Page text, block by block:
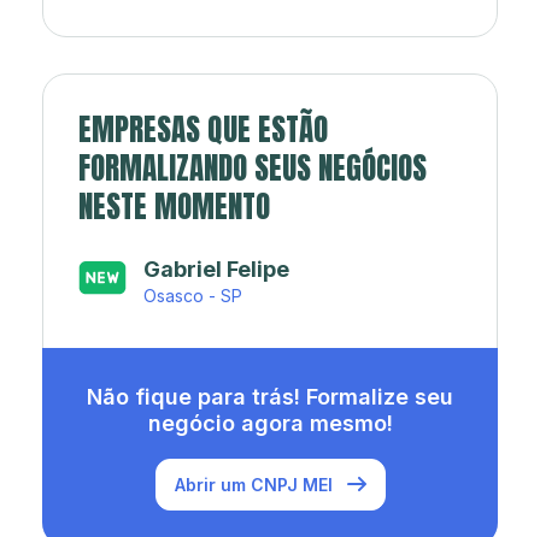
EMPRESAS QUE ESTÃO
FORMALIZANDO SEUS NEGÓCIOS
NESTE MOMENTO
Japa’s açaí e sorveteria
Rio de Janeiro - RJ
Não fique para trás! Formalize seu
negócio agora mesmo!
Abrir um CNPJ MEI